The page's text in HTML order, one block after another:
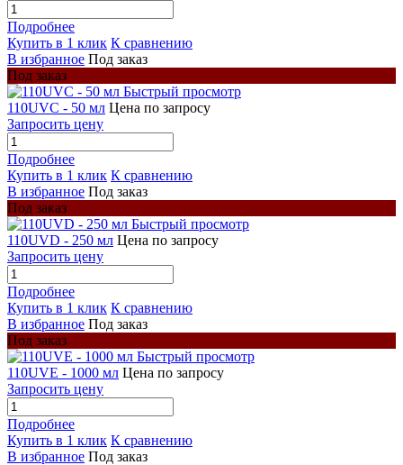
Подробнее
Купить в 1 клик К сравнению
В избранное Под заказ
Под заказ
Быстрый просмотр
110UVC - 50 мл Цена по запросу
Запросить цену
Подробнее
Купить в 1 клик К сравнению
В избранное Под заказ
Под заказ
Быстрый просмотр
110UVD - 250 мл Цена по запросу
Запросить цену
Подробнее
Купить в 1 клик К сравнению
В избранное Под заказ
Под заказ
Быстрый просмотр
110UVE - 1000 мл Цена по запросу
Запросить цену
Подробнее
Купить в 1 клик К сравнению
В избранное Под заказ